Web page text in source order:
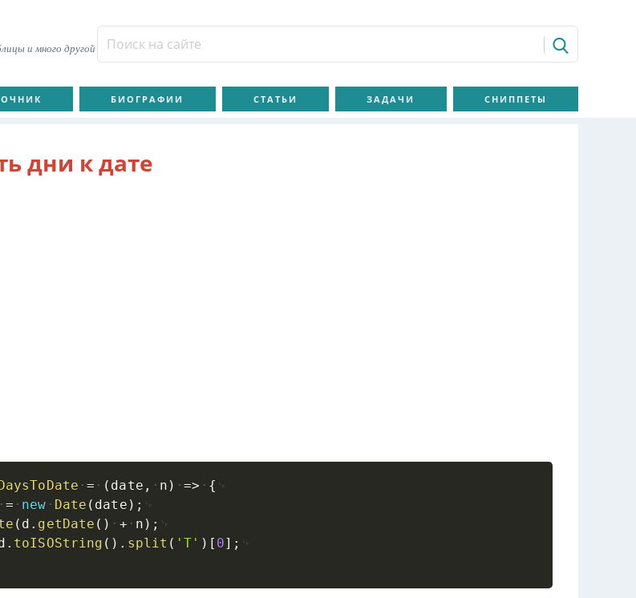
и много другой
БИОГРАФИИ СТАТЬИ ЗАДАЧИ СНИППЕТЫ
дни к дате
= ( date , n ) =>
{
= new Date ( date ) ;
( d . getDate ( ) + n ) ;
. toISOString ( ) . split ( 'T' ) [ 0] ;